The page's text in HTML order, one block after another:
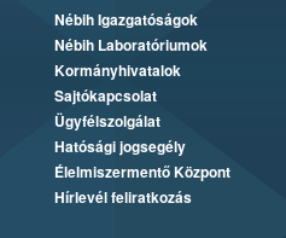
Nébih Igazgatóságok
Nébih Laboratóriumok
Kormányhivatalok
Sajtókapcsolat
Ügyfélszolgálat
Hatósági jogsegély
Élelmiszermentő Központ
Hírlevél feliratkozás